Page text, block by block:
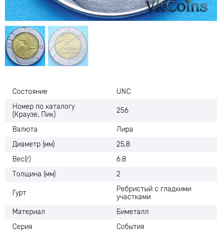
Состояние
UNC
Номер по каталогу
(Краузе, Пик)
256
Валюта
Лира
Диаметр (мм)
25,8
Вес(г)
6.8
Толщина (мм)
2
Гурт
Ребристый с гладкими
участками
Материал
Биметалл
Серия
События